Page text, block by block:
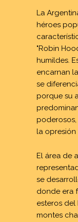
Mitos
Marco Teórico
Definición
La
Diferencia
Gauchos
Mujeres
Sanadores
Santos
Santos
La
héroes
"Robin
humildes.
encarnan
se
porque su
la opresión
El área de
se
donde era
esteros del
montes